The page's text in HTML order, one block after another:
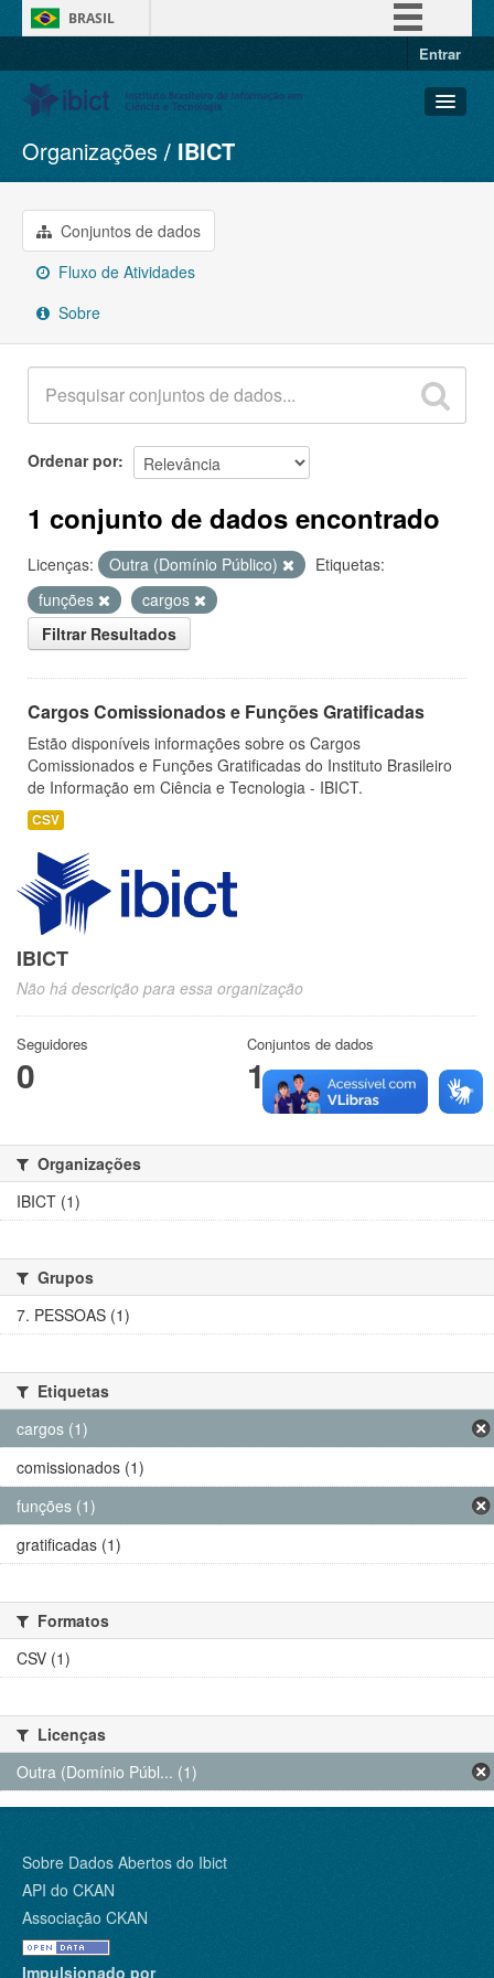
BRASIL
Entrar
Conjuntos de dados
Organizações
Grupos
Sobre
Organizações IBICT
Conjuntos de dados
Fluxo de Atividades
Sobre
Ordenar por
1 conjunto de dados encontrado
Licenças: Outra (Domínio Público)
Etiquetas:
funções
cargos
Filtrar Resultados
Cargos Comissionados e Funções Gratificadas
Estão disponíveis informações sobre os Cargos
Comissionados e Funções Gratificadas do Instituto Brasileiro
de Informação em Ciência e Tecnologia - IBICT.
CSV
IBICT
Não há descrição para essa organização
Seguidores
0
Conjuntos de dados
1
Organizações
IBICT (1)
Grupos
7. PESSOAS (1)
Etiquetas
cargos (1)
comissionados (1)
funções (1)
gratificadas (1)
Formatos
CSV (1)
Licenças
Outra (Domínio Públ... (1)
Sobre Dados Abertos do Ibict
API do CKAN
Associação CKAN
Impulsionado por